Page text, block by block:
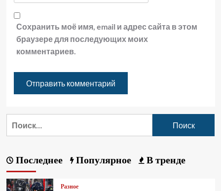
Сохранить моё имя, email и адрес сайта в этом
браузере для последующих моих
комментариев.
Последнее Популярное В тренде
Разное